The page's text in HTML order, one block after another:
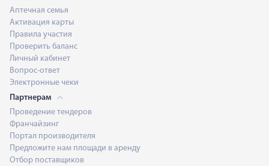
Аптечная семья
Активация карты
Правила участия
Проверить баланс
Личный кабинет
Вопрос-ответ
Электронные чеки
Партнерам
Проведение тендеров
Франчайзинг
Портал производителя
Предложите нам площади в аренду
Отбор поставщиков